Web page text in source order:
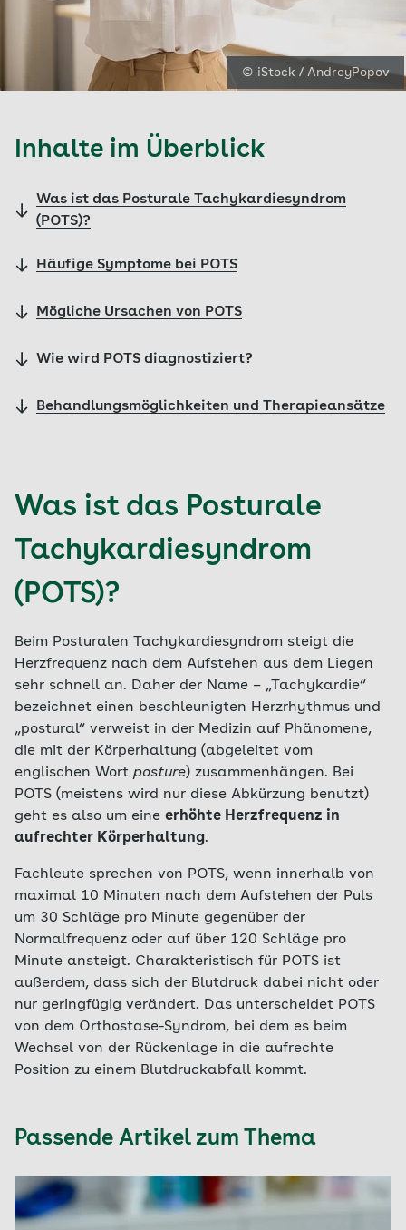
© iStock / AndreyPopov
Inhalte im Überblick
Was ist das Posturale Tachykardiesyndrom
(POTS)?
Häufige Symptome bei POTS
Mögliche Ursachen von POTS
Wie wird POTS diagnostiziert?
Behandlungsmöglichkeiten und Therapieansätze
Was ist das Posturale
Tachykardiesyndrom
(POTS)?
Beim Posturalen Tachykardiesyndrom steigt die
Herzfrequenz nach dem Aufstehen aus dem Liegen
sehr schnell an. Daher der Name – „Tachykardie“
bezeichnet einen beschleunigten Herzrhythmus und
„postural“ verweist in der Medizin auf Phänomene,
die mit der Körperhaltung (abgeleitet vom
englischen Wort posture) zusammenhängen. Bei
POTS (meistens wird nur diese Abkürzung benutzt)
geht es also um eine erhöhte Herzfrequenz in
aufrechter Körperhaltung.
Fachleute sprechen von POTS, wenn innerhalb von
maximal 10 Minuten nach dem Aufstehen der Puls
um 30 Schläge pro Minute gegenüber der
Normalfrequenz oder auf über 120 Schläge pro
Minute ansteigt. Charakteristisch für POTS ist
außerdem, dass sich der Blutdruck dabei nicht oder
nur geringfügig verändert. Das unterscheidet POTS
von dem Orthostase-Syndrom, bei dem es beim
Wechsel von der Rückenlage in die aufrechte
Position zu einem Blutdruckabfall kommt.
Passende Artikel zum Thema